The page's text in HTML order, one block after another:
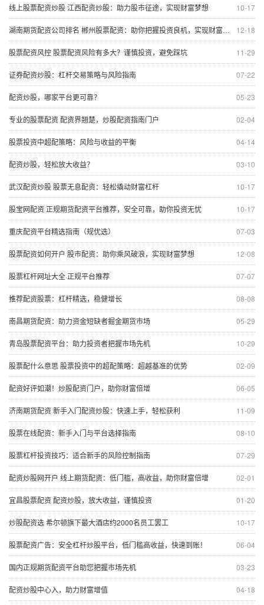
10-17
线上股票配资炒股 江西配资炒股：助力股市征途，实现财富梦想
12-18
湖南期货配资公司排名 郴州股票配资：助你把握投资良机，实现财富增值
11-29
股票配资风控 股票配资风险有多大？谨慎投资，避免踩坑
07-22
证券配资炒股：杠杆交易策略与风险指南
05-23
配资炒股，哪家平台更可靠？
02-04
专业的股票配资 配资界翘楚，炒股配资指南门户
04-14
股票投资中超配策略：风险与收益的平衡
03-10
配资炒股，轻松放大收益？
10-17
武汉配资炒股 股票无息配资：轻松撬动财富杠杆
10-17
股宝网配资 正规期货配资平台推荐，安全可靠，助你投资无忧
07-03
重庆配资平台精选指南（规优选）
12-08
股票配资如何开户 股市配资：助你乘风破浪，实现财富梦想
07-07
股票杠杆网址大全·正规平台推荐
08-08
推荐配资股票：杠杆精选，稳健增长
05-29
南昌期货配资：助力资金短缺者掘金期货市场
10-29
青岛股票配资平台：助力投资者把握市场先机
02-09
股票配什么意思 股票投资中的超配策略：超越基准的优势
06-05
配资好评如潮！炒股配资门户，助你财富倍增
11-09
济南期货配资 新手入门配资炒股：快速上手，轻松获利
08-10
股票在线配资：新手入门与平台选择指南
07-29
股票杠杆投资技巧：适合新手的风险控制指南
02-01
配资炒股网开户 线上期货配资：低门槛，高收益，助你财富倍增
01-20
宜昌股票配资 配资炒股，放大收益，谨慎投资
10-17
炒股配资选 希尔顿旗下最大酒店约2000名员工罢工
06-04
股票配资广告：安全杠杆炒股平台，低门槛高收益，快速到账！
03-23
国内正规期货配资平台助您把握市场先机
04-18
配资炒股中心入，助力财富增值